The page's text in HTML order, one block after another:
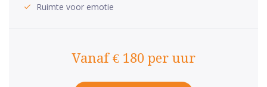
Ruimte voor emotie
Vanaf € 180 per uur